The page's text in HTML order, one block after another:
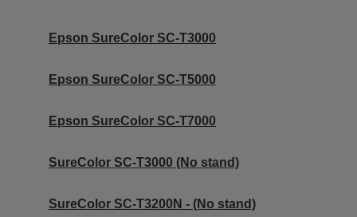
Epson SureColor SC-T3000
Epson SureColor SC-T5000
Epson SureColor SC-T7000
SureColor SC-T3000 (No stand)
SureColor SC-T3200N - (No stand)